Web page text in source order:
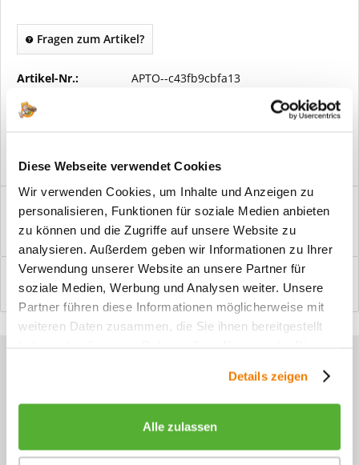
Diese Webseite verwendet Cookies
Wir verwenden Cookies, um Inhalte und Anzeigen zu
personalisieren, Funktionen für soziale Medien anbieten
zu können und die Zugriffe auf unsere Website zu
analysieren. Außerdem geben wir Informationen zu Ihrer
Verwendung unserer Website an unsere Partner für
soziale Medien, Werbung und Analysen weiter. Unsere
Partner führen diese Informationen möglicherweise mit
weiteren Daten zusammen, die Sie ihnen bereitgestellt
Details zeigen
Alle zulassen
Fragen zum Artikel?
Artikel-Nr.: APTO--c43fb9cbfa13
Vorteile
Windfangelemente online am Bildschirm konfigurieren und
einbaufertig bestellen. In wenigen...
Bewertungen
0
Bewertungen lesen, schreiben und diskutieren...mehr
Sie haben Fragen zu unseren
+49 (0)4244 965 34 04
Mo - Do, 09:00 - 16:00 Uhr
und Fr, 09:00 - 13:00 Uhr